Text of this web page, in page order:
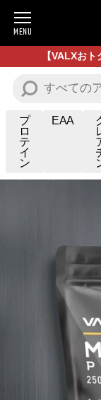
MENU
商品一覧
お試し商品
サプリメン
全ての商品
VALXにつ
VALXについ
おま
【VALXお
プ
ロ
テ
イ
ン
EAA